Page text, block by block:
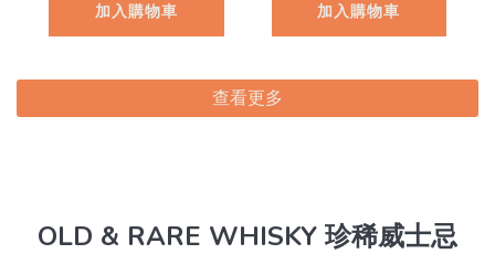
加入購物車 加入購物車
查看更多
OLD & RARE WHISKY 珍稀威士忌